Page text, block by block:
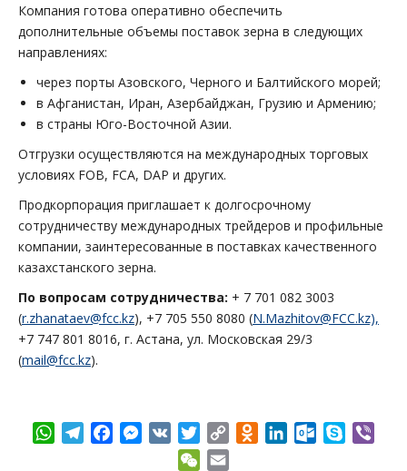
Компания готова оперативно обеспечить
дополнительные объемы поставок зерна в следующих
направлениях:
через порты Азовского, Черного и Балтийского морей;
в Афганистан, Иран, Азербайджан, Грузию и Армению;
в страны Юго-Восточной Азии.
Отгрузки осуществляются на международных торговых
условиях FOB, FCA, DAP и других.
Продкорпорация приглашает к долгосрочному
сотрудничеству международных трейдеров и профильные
компании, заинтересованные в поставках качественного
казахстанского зерна.
По вопросам сотрудничества: + 7 701 082 3003
(r.zhanataev@fcc.kz), +7 705 550 8080 (N.Mazhitov@FCC.kz),
+7 747 801 8016, г. Астана, ул. Московская 29/3
(mail@fcc.kz).
WhatsApp
TelegramFacebookMessenger
VK Twitter
Copy
Odnoklassniki
LinkedInOutlook.com
Skype
WeChat